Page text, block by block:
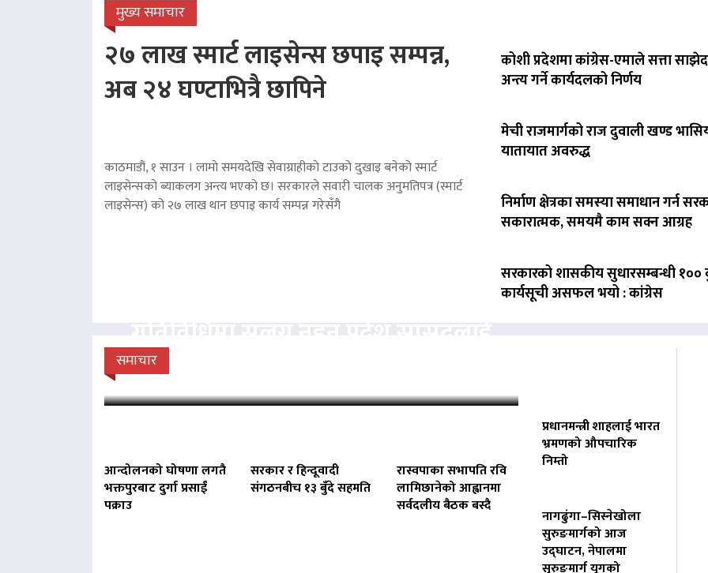
मुख्य समाचार
२७ लाख स्मार्ट लाइसेन्स छपाइ सम्पन्न,
अब २४ घण्टाभित्रै छापिने
काठमाडौं, १ साउन । लामो समयदेखि सेवाग्राहीको टाउको दुखाइ बनेको स्मार्ट
लाइसेन्सको ब्याकलग अन्त्य भएको छ। सरकारले सवारी चालक अनुमतिपत्र (स्मार्ट
लाइसेन्स) को २७ लाख थान छपाइ कार्य सम्पन्न गरेसँगै
कोशी प्रदेशमा कांग्रेस-एमाले सत्ता
अन्त्य गर्ने कार्यदलको निर्णय
मेची राजमार्गको राज दुवाली खण्ड
यातायात अवरुद्ध
निर्माण क्षेत्रका समस्या समाधान गर्न
सकारात्मक, समयमै काम सक्न आग्रह
सरकारको शासकीय सुधारसम्बन्धी १००
कार्यसूची असफल भयो : कांग्रेस
समाचार
आन्दोलनको घोषणा लगतै
भक्तपुरबाट दुर्गा प्रसाईं
पक्राउ
सरकार र हिन्दूवादी
संगठनबीच १३ बुँदे सहमति
रास्वपाका सभापति रवि
लामिछानेको आह्वानमा
सर्वदलीय बैठक बस्दै
प्रधानमन्त्री शाहलाई भारत
भ्रमणको औपचारिक
निम्तो
नागढुंगा–सिस्नेखोला
सुरुङमार्गको आज
उद्घाटन, नेपालमा